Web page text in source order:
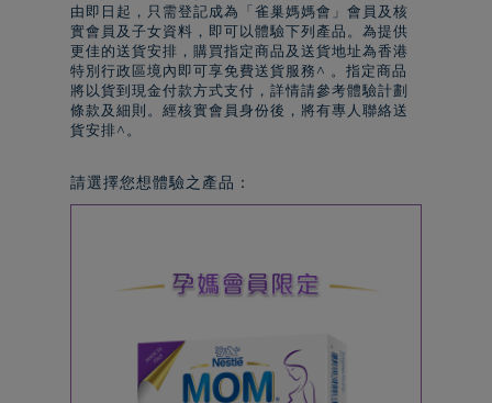
由即日起，只需登記成為「雀巢媽媽會」會員及核
實會員及子女資料，即可以體驗下列產品。為提供
更佳的送貨安排，購買指定商品及送貨地址為香港
特別行政區境內即可享免費送貨服務^ 。指定商品
將以貨到現金付款方式支付，詳情請參考體驗計劃
條款及細則。經核實會員身份後，將有專人聯絡送
貨安排^。
請選擇您想體驗之產品：